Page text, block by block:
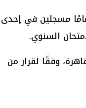
أن يكون الطلاب الذين تتراوح أعمارهم بين 18 و26 عامًا مسجلين في إحدى
السنوي.
وفقًا لقرار من